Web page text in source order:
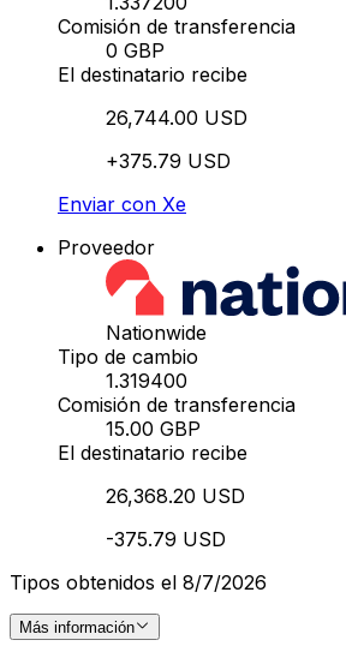
Comisión de transferencia
0 GBP
El destinatario recibe
26,744.00 USD
+375.79 USD
Enviar con Xe
Proveedor
Nationwide
Tipo de cambio
1.319400
Comisión de transferencia
15.00 GBP
El destinatario recibe
26,368.20 USD
-375.79 USD
Tipos obtenidos el 8/7/2026
Más información